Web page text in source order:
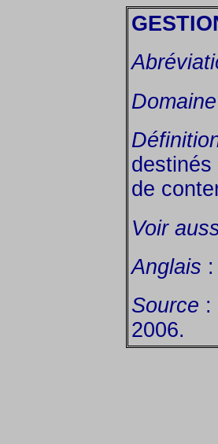
Domaine
de
Voir
Anglais :
Source :
2006.